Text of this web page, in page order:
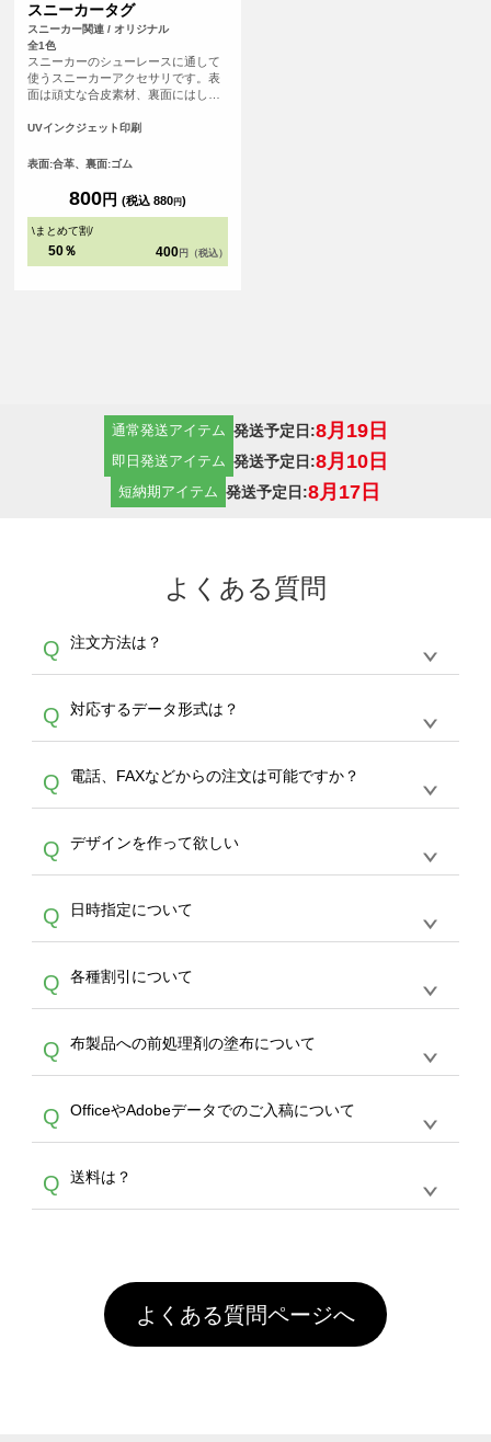
スニーカータグ
スニーカー関連 / オリジナル
全1色
スニーカーのシューレースに通して
使うスニーカーアクセサリです。表
面は頑丈な合皮素材、裏面にはしっ
め、長くご使用いただけます。自分
ニーカーに加えてみてはいかがでし
いスニーカーにオリジナルテイスト
を追加できるアイテムです。部活や
サークルなどのグループで同じデザ
感を演出するのもおすすめです！
UVインクジェット印刷
表面:合革、裏面:ゴム
800円 (税込 880円)
\まとめて割/
50％ 400 円（税込）
通常発送アイテム 発送予定日:8月19日
即日発送アイテム 発送予定日:8月10日
短納期アイテム 発送予定日:8月17日
よくある質問
Q 注文方法は？
A
生産にて承っております。デザインツールから
デザインの作成から決済まで完了できます。
30枚以上やシルク印刷など、大口注文の場合
は、サポートが担当するエコバッグコンシェル
やタンブラーコンシェルをご利用ください。製
作する数量が多ければ多いほど、オンデマンド
サービスよりも低価格で製作することが可能で
す。
Q 対応するデータ形式は？
A
ドできるデータ形式は、JPG / PNG / AI / PSD /
PDF 形式になります。データの最大サイズ
写真などもアップロード可能です。使用できな
い画像はエラーになります。（※ Illustratorか
らの直接入稿には対応していません。AIで保存
し、デザインツールからアップロードして下さ
い）
Q 電話、FAXなどからの注文は可能ですか？
A
文のみ受け付けております。30個以上のご製
作をお考えの方は、サポートが担当するエコバ
スをご利用頂ければ、電話やFAX、メールなど
でご注文が可能です。
Q デザインを作って欲しい
A
を作って欲しい。などの場合は、製作数量が
30個以上であれば、サポート担当が、デザイ
バッグコンシェル
サー
ビスをご利用ください。(※ 30個以下の場合
は、デザインツールをご利用ください)
Q 日時指定について
A
ん。発送後18時以降に配送業者・伝票番号を
メールでお知らせいたしますので、直接配送業
者にご連絡いただき調整をお願い致します。
Q 各種割引について
A
カート内で自動的に割引(最大50%)が適用され
ます。 【付与ポイント】購入金額の1％が1ポ
イントとして付与され、次回ご注文時に1ポイ
ント＝1円としてお使いいただけます。ポイン
トは発送完了の翌日に付与され、次回ご注文時
からご利用頂けます。ポイントの有効期限は一
年間です。【会員ランク】過去10カ月のご注
文回数により会員ランク割引(最大5%)が適用
頂いても、ログインがされていなければ、ラン
クにカウントがされません。
Q 布製品への前処理剤の塗布について
A
意点（前処理剤）】カラー生地（Tシャツのホ
ワイト、トートバッグのナチュラル、ホワイト
といって、プリントを定着させるための処理剤
を塗布しており、短納期・低価格で商品をお届
害な性質で、水洗いで落とすことが可能です。
お手数ですが、お客様ご自身にて着用前に落と
していただけますようお願いいたします。※1
通常注文・直送機能でのご注文に関わらず、前
Q OfficeやAdobeデータでのご入稿について
A
ません。いずれのデータも該当デザインのみ画
像(JPEG,PNG,GIF,PDF)に変換、またはAdobe
Q 送料は？
引」などによるお値引きで4,000円未満になる
場合は送料がかかりますので、ご注意くださ
い。
よくある質問ページへ